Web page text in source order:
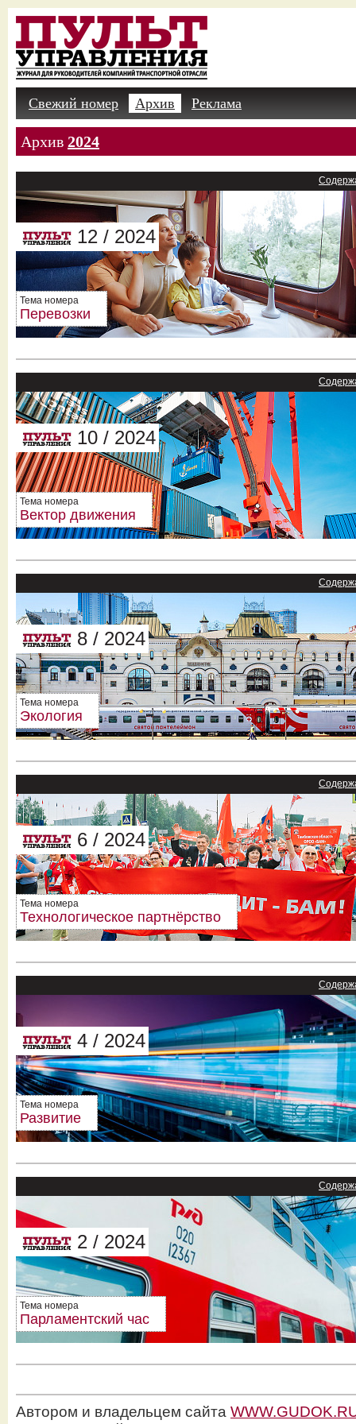
Свежий номер Архив Реклама
Архив 2024
12 / 2024
Тема номера
Перевозки
10 / 2024
Тема номера
Вектор движения
8 / 2024
Тема номера
Экология
6 / 2024
Тема номера
Технологическое партнёрство
4 / 2024
Тема номера
Развитие
2 / 2024
Тема номера
Парламентский час
Автором и владельцем сайта